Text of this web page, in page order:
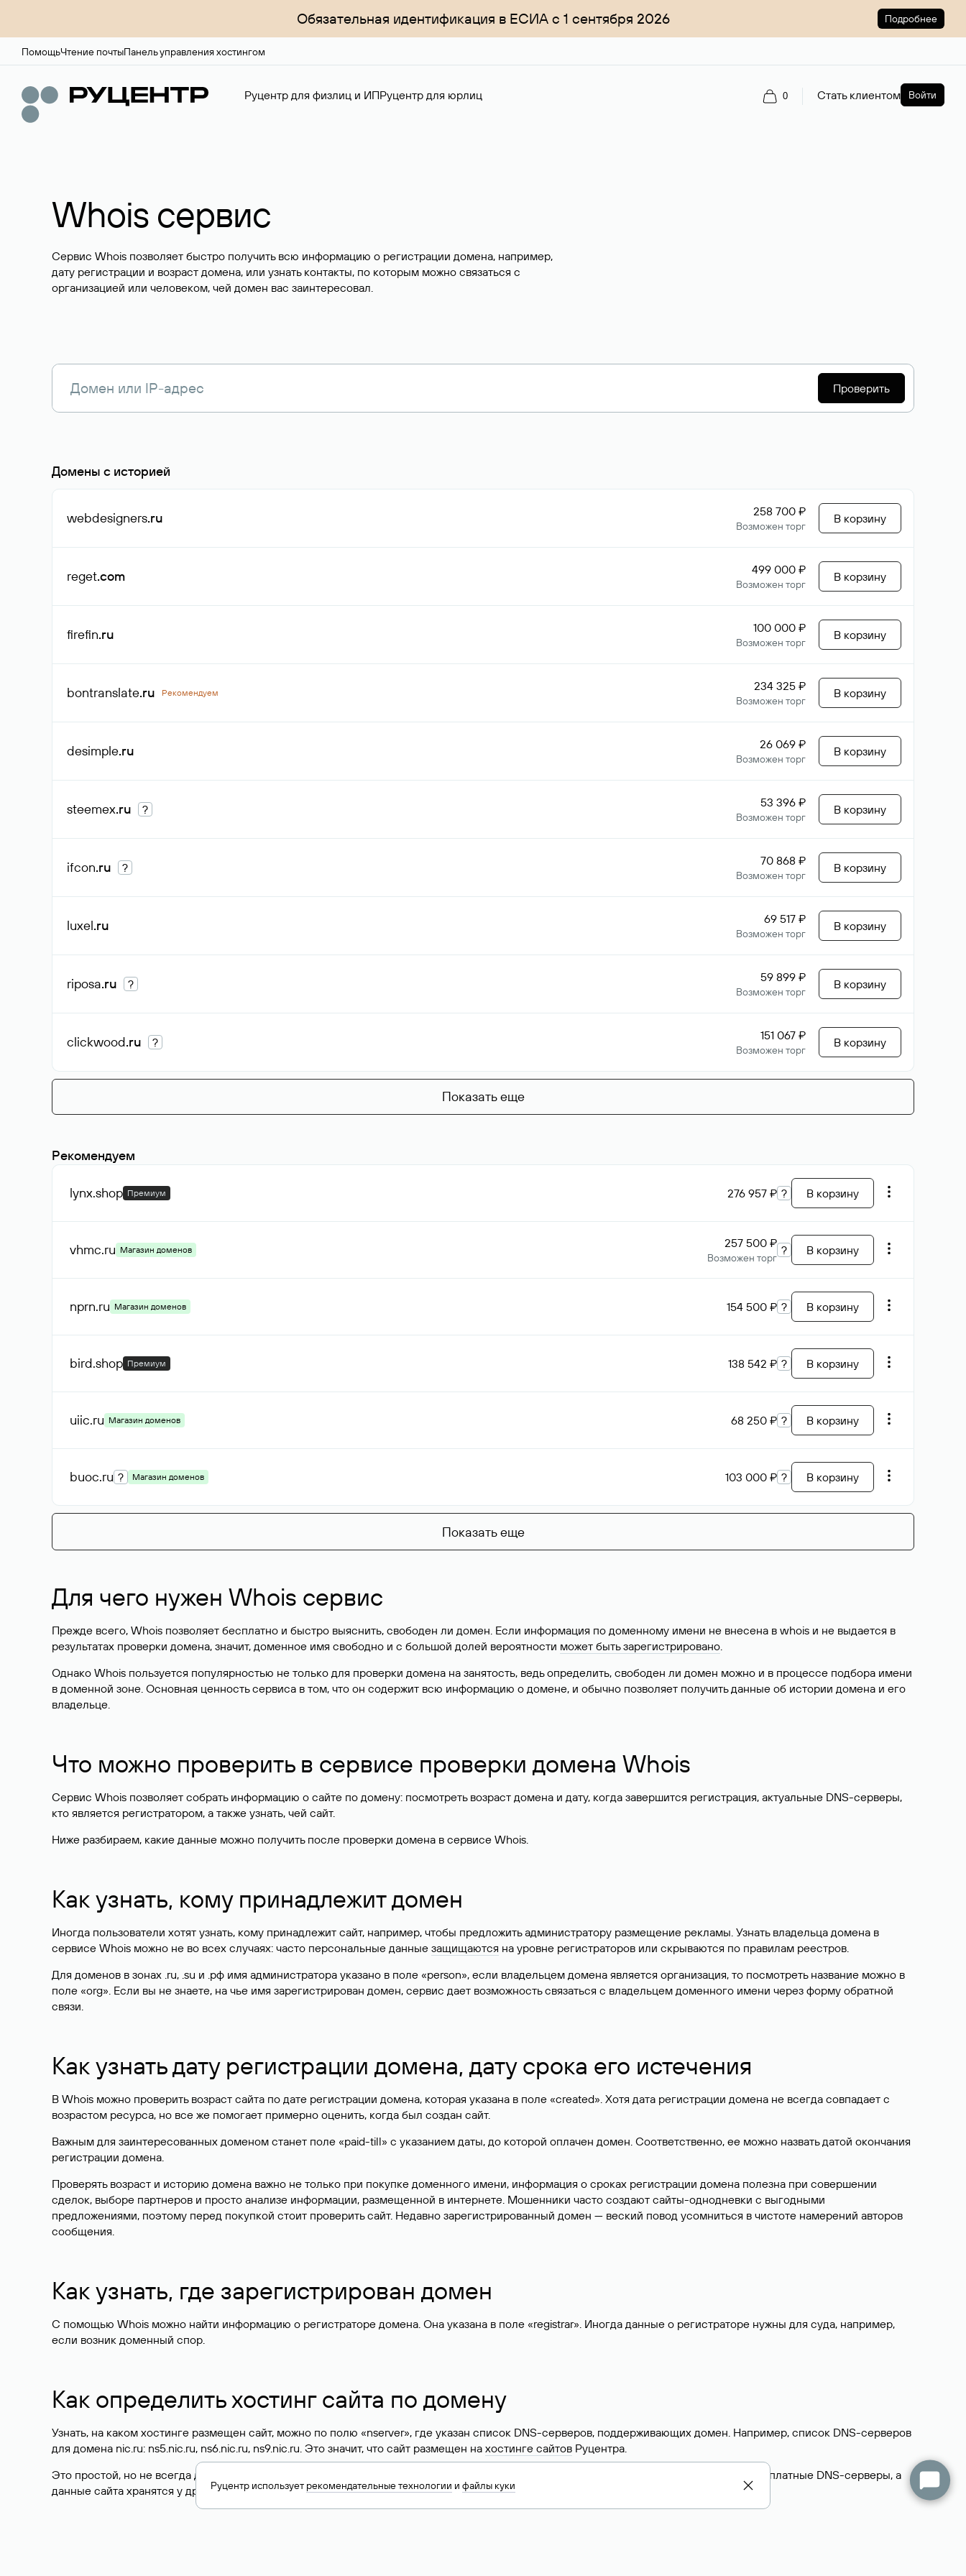
Обязательная идентификация в ЕСИА с 1 сентября 2026 Подробнее
ПомощьЧтение почтыПанель управления хостингом
Руцентр для физлиц и ИПРуцентр для юрлиц 0 Стать клиентом Войти
Whois сервис
Сервис Whois позволяет быстро получить всю информацию о регистрации домена, например,
дату регистрации и возраст домена, или узнать контакты, по которым можно связаться с
организацией или человеком, чей домен вас заинтересовал.
Проверить
Домены с историей
webdesigners.ru 258 700 ₽
Возможен торг
В корзину
reget.com 499 000 ₽
Возможен торг
В корзину
firefin.ru 100 000 ₽
Возможен торг
В корзину
bontranslate.ru Рекомендуем 234 325 ₽
Возможен торг
В корзину
desimple.ru 26 069 ₽
Возможен торг
В корзину
steemex.ru ? 53 396 ₽
Возможен торг
В корзину
ifcon.ru ? 70 868 ₽
Возможен торг
В корзину
luxel.ru 69 517 ₽
Возможен торг
В корзину
riposa.ru ? 59 899 ₽
Возможен торг
В корзину
clickwood.ru ? 151 067 ₽
Возможен торг
В корзину
Показать еще
Рекомендуем
lynx.shop Премиум 276 957 ₽ ? В корзину
vhmc.ru Магазин доменов 257 500 ₽
Возможен торг
? В корзину
nprn.ru Магазин доменов 154 500 ₽ ? В корзину
bird.shop Премиум 138 542 ₽ ? В корзину
uiic.ru Магазин доменов 68 250 ₽ ? В корзину
buoc.ru ? Магазин доменов 103 000 ₽ ? В корзину
Показать еще
Для чего нужен Whois сервис
Прежде всего, Whois позволяет бесплатно и быстро выяснить, свободен ли домен. Если информация по доменному имени не внесена в whois и не выдается в
результатах проверки домена, значит, доменное имя свободно и с большой долей вероятности может быть зарегистрировано.
Однако Whois пользуется популярностью не только для проверки домена на занятость, ведь определить, свободен ли домен можно и в процессе подбора имени
в доменной зоне. Основная ценность сервиса в том, что он содержит всю информацию о домене, и обычно позволяет получить данные об истории домена и его
владельце.
Что можно проверить в сервисе проверки домена Whois
Сервис Whois позволяет собрать информацию о сайте по домену: посмотреть возраст домена и дату, когда завершится регистрация, актуальные DNS-серверы,
кто является регистратором, а также узнать, чей сайт.
Ниже разбираем, какие данные можно получить после проверки домена в сервисе Whois.
Как узнать, кому принадлежит домен
Иногда пользователи хотят узнать, кому принадлежит сайт, например, чтобы предложить администратору размещение рекламы. Узнать владельца домена в
сервисе Whois можно не во всех случаях: часто персональные данные защищаются на уровне регистраторов или скрываются по правилам реестров.
Для доменов в зонах .ru, .su и .рф имя администратора указано в поле «person», если владельцем домена является организация, то посмотреть название можно в
поле «org». Если вы не знаете, на чье имя зарегистрирован домен, сервис дает возможность связаться с владельцем доменного имени через форму обратной
связи.
Как узнать дату регистрации домена, дату срока его истечения
В Whois можно проверить возраст сайта по дате регистрации домена, которая указана в поле «created». Хотя дата регистрации домена не всегда совпадает с
возрастом ресурса, но все же помогает примерно оценить, когда был создан сайт.
Важным для заинтересованных доменом станет поле «paid-till» с указанием даты, до которой оплачен домен. Соответственно, ее можно назвать датой окончания
регистрации домена.
Проверять возраст и историю домена важно не только при покупке доменного имени, информация о сроках регистрации домена полезна при совершении
сделок, выборе партнеров и просто анализе информации, размещенной в интернете. Мошенники часто создают сайты-однодневки с выгодными
предложениями, поэтому перед покупкой стоит проверить сайт. Недавно зарегистрированный домен — веский повод усомниться в чистоте намерений авторов
сообщения.
Как узнать, где зарегистрирован домен
С помощью Whois можно найти информацию о регистраторе домена. Она указана в поле «registrar». Иногда данные о регистраторе нужны для суда, например,
если возник доменный спор.
Как определить хостинг сайта по домену
Узнать, на каком хостинге размещен сайт, можно по полю «nserver», где указан список DNS-серверов, поддерживающих домен. Например, список DNS-серверов
для домена nic.ru: ns5.nic.ru, ns6.nic.ru, ns9.nic.ru. Это значит, что сайт размещен на хостинге сайтов Руцентра.
Это простой, но не всегда достоверный способ узнать хостинг-провайдера сайта. Иногда владельцы сайтов делегируют домен на бесплатные DNS-серверы, а
данные сайта хранятся у другого хостинг-провайдера.
Руцентр использует рекомендательные технологии и файлы куки